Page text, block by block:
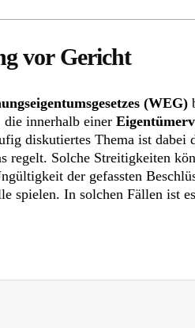
vor Gericht
(WEG)
innerhalb einer
diskutiertes Thema ist
regelt. Solche Streitigkeiten
der gefassten
spielen. In solchen Fällen ist